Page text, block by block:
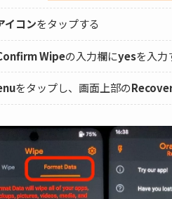
イコンをタップする
Wipeの入力欄にyesを入力
をタップし、画面上部の